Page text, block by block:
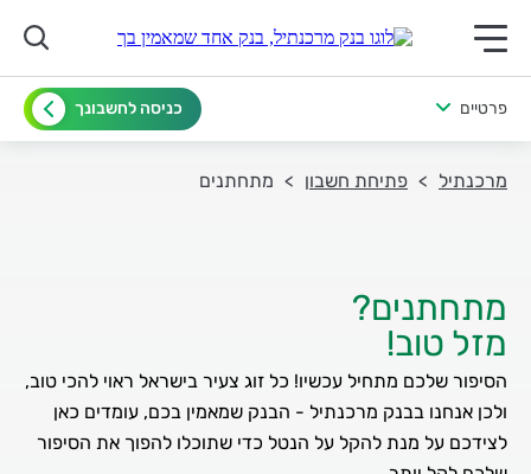
תפריט ראשי לנייד
פרטיים כניסה לחשבונך
מרכנתיל פתיחת חשבון מתחתנים
מזל טוב!
הסיפור שלכם מתחיל עכשיו! כל זוג צעיר בישראל ראוי להכי טוב,
ולכן אנחנו בבנק מרכנתיל - הבנק שמאמין בכם, עומדים כאן
לצידכם על מנת להקל על הנטל כדי שתוכלו להפוך את הסיפור